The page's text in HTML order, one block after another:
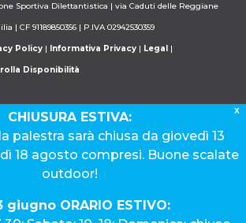
Sportiva Dilettantistica | via Caduti delle Reggiane
| CF 91189850356 | P.IVA 02942530359
Policy | Informativa Privacy | Legal |
Disponibilità
X
CHIUSURA ESTIVA:
palestra sarà chiusa da giovedì 13
18 agosto compresi. Buone scalate
outdoor!
giugno ORARIO ESTIVO: